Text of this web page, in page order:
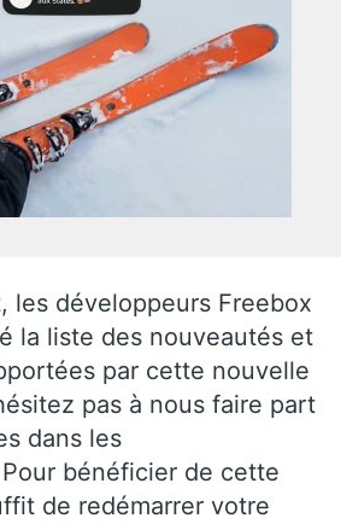
les développeurs Freebox
la liste des nouveautés et
par cette nouvelle
pas à nous faire part
dans les
bénéficier de cette
de redémarrer votre